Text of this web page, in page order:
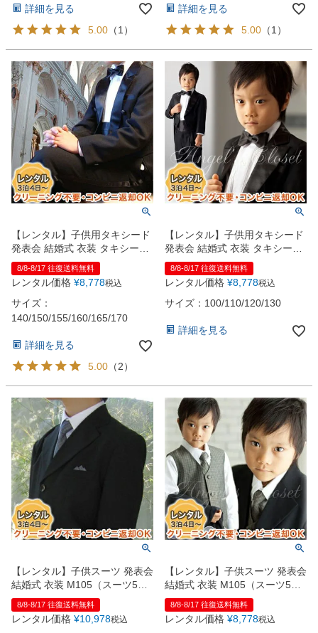
110・130cm
詳細を見る
5.00 （1 ）
色 110・130cm
詳細を見る
5.00 （1 ）
【レンタル】子供用タキシード
発表会 結婚式 衣装 タキシード
SK（ジャケット・シャツ・蝶タ
イ・カマーベルト・長ズボン5
点セット）
8/8-8/17 往復送料無料
レンタル価格 ¥8,778税込
サイズ：
140/150/155/160/165/170
詳細を見る
5.00 （2）
【レンタル】子供用タキシード
発表会 結婚式 衣装 タキシード
SK（ジャケット・シャツ・蝶タ
イ・カマーベルト・長ズボン5
点セット）
8/8-8/17 往復送料無料
レンタル価格 ¥8,778税込
サイズ：100/110/120/130
詳細を見る
【レンタル】子供スーツ 発表会
結婚式 衣装 M105（スーツ5点
セット）120~170cm
8/8-8/17 往復送料無料
レンタル価格 ¥10,978税込
【レンタル】子供スーツ 発表会
結婚式 衣装 M105（スーツ5点
セット）95~110cm
8/8-8/17 往復送料無料
レンタル価格 ¥8,778税込